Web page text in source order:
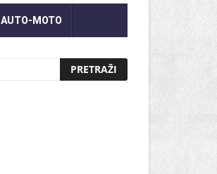
AUTO-MOTO